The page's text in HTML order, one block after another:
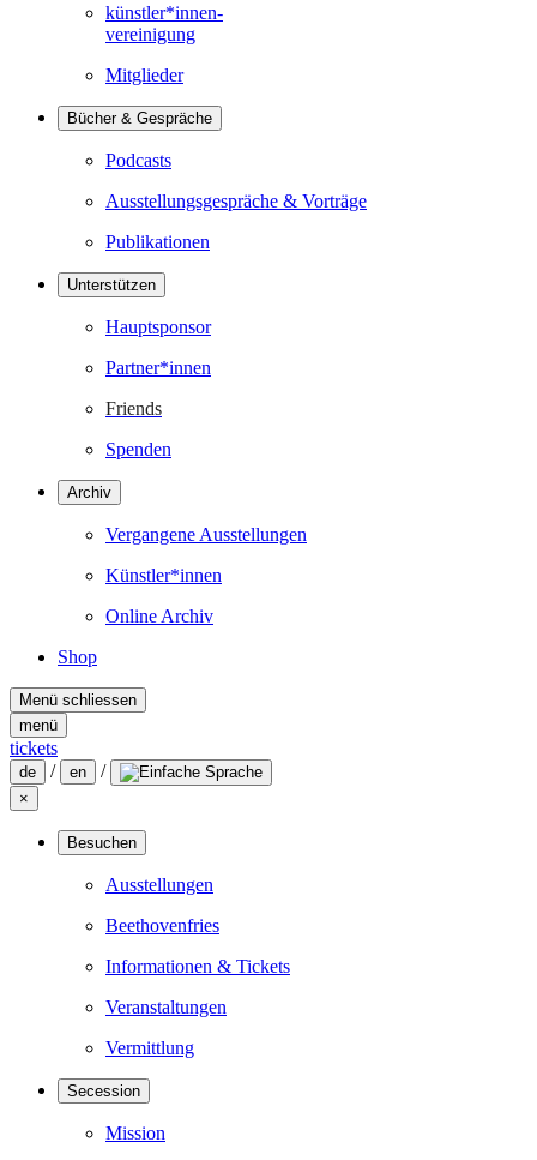
künstler*innen-
vereinigung
Mitglieder
Bücher & Gespräche
Podcasts
Ausstellungsgespräche & Vorträge
Publikationen
Unterstützen
Hauptsponsor
Partner*innen
Friends
Spenden
Archiv
Vergangene Ausstellungen
Künstler*innen
Online Archiv
Shop
Menü schliessen
menü
tickets
de / en /
×
Besuchen
Ausstellungen
Beethovenfries
Informationen & Tickets
Veranstaltungen
Vermittlung
Secession
Mission